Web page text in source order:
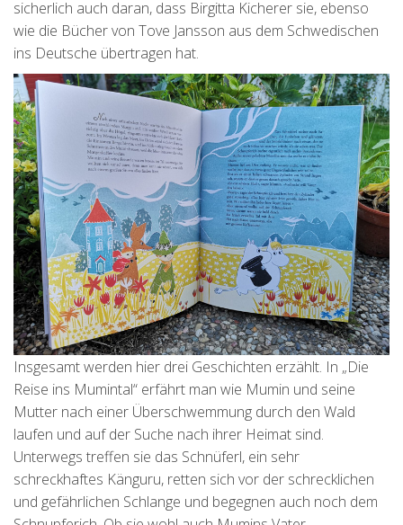
sicherlich auch daran, dass Birgitta Kicherer sie, ebenso
wie die Bücher von Tove Jansson aus dem Schwedischen
ins Deutsche übertragen hat.
Insgesamt werden hier drei Geschichten erzählt. In „Die
Reise ins Mumintal“ erfährt man wie Mumin und seine
Mutter nach einer Überschwemmung durch den Wald
laufen und auf der Suche nach ihrer Heimat sind.
Unterwegs treffen sie das Schnüferl, ein sehr
schreckhaftes Känguru, retten sich vor der schrecklichen
und gefährlichen Schlange und begegnen auch noch dem